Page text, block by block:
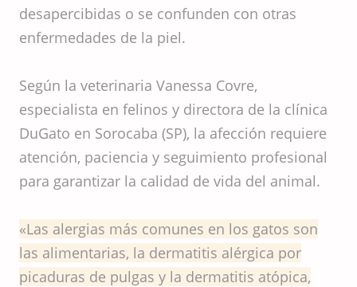
desapercibidas o se confunden con otras
enfermedades de la piel.
Según la veterinaria Vanessa Covre,
especialista en felinos y directora de la clínica
DuGato en Sorocaba (SP), la afección requiere
atención, paciencia y seguimiento profesional
para garantizar la calidad de vida del animal.
«Las alergias más comunes en los gatos son
las alimentarias, la dermatitis alérgica por
picaduras de pulgas y la dermatitis atópica,